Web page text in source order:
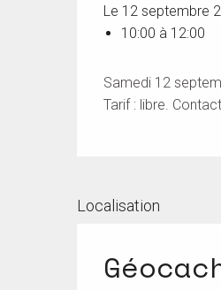
Le 12 septembre
10:00 à 12:00
Samedi 12
Tarif : libre.
Localisation